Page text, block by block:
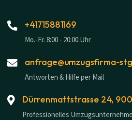
+41715881169
Mo.-Fr. 8:00 - 20:00 Uhr
anfrage@umzugsfirma-
Antworten & Hilfe per Mail
Dürrenmattstrasse 24,
Professionelles